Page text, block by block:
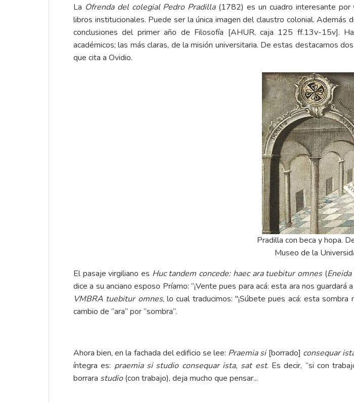
La Ofrenda del colegial Pedro Pradilla(1782) es un cuadro interesante por
libros institucionales. Puede ser la única imagen del claustro colonial. Además
conclusiones del primer año de Filosofía [AHUR, caja 125 ff.13v-15v].
académicos; las más claras, de la misión universitaria. De estas destacamos
que cita a Ovidio.
Pradilla con beca y hopa.
Museo de la
El pasaje virgiliano es Huc tandem concede: haec ara tuebitur omnes(Eneida
dice a su anciano esposo Príamo: “¡Vente pues para acá: esta ara nos
VMBRA tuebitur omnes, lo cual traducimos: "¡Súbete pues acá: esta
cambio de “ara” por “sombra”.
Ahora bien, en la fachada del edificio se lee: Praemia si[borrado] consequar
íntegra es: praemia si studio consequar ista, sat est. Es decir, “si con
borrara studio(con trabajo), deja mucho que pensar...